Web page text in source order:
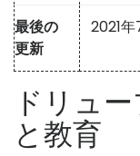
最後の
更新
2021年
ドリュ
と教育